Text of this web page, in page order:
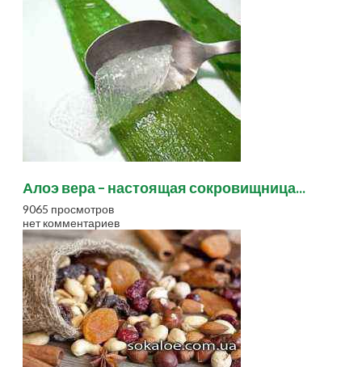
Алоэ вера – настоящая сокровищница...
9065 просмотров
нет комментариев